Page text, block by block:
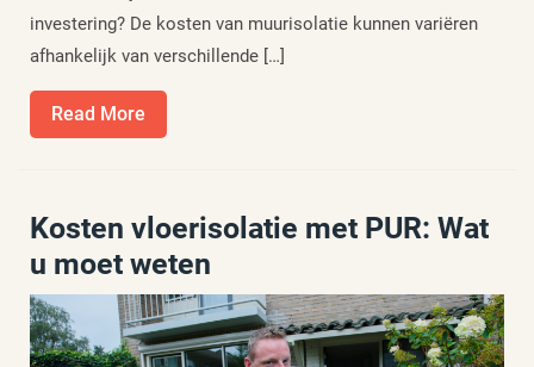
investering? De kosten van muurisolatie kunnen variëren
afhankelijk van verschillende […]
Read More
More
Kosten vloerisolatie met PUR: Wat
u moet weten